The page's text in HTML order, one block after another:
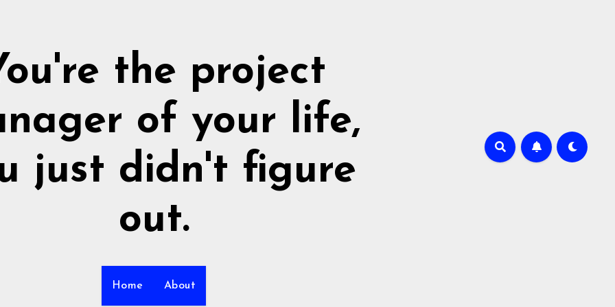
the project
of your life,
just didn't figure
out.
Home About